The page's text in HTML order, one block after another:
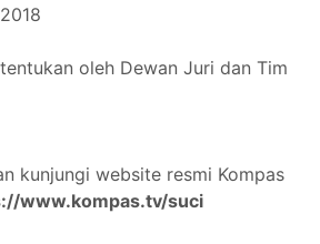
oleh Dewan Juri dan Tim
kunjungi website resmi Kompas
www.kompas.tv/suci